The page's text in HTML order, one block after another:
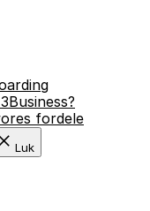
fordele
Luk